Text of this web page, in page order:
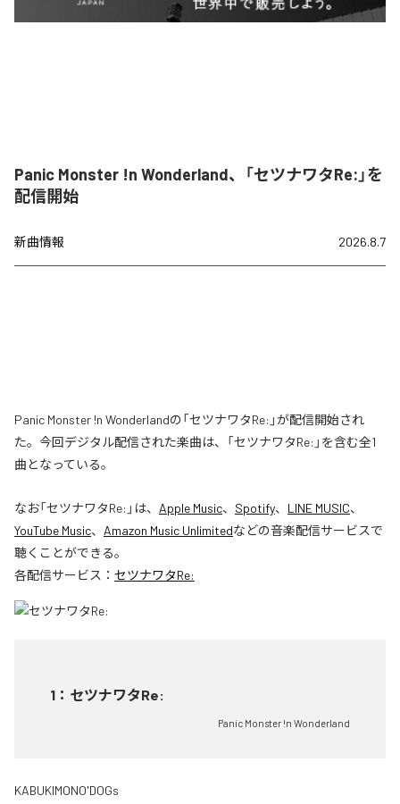
Panic Monster !n Wonderland、「セツナワタRe:」を
配信開始
新曲情報 2026.8.7
Panic Monster !n Wonderlandの「セツナワタRe:」が配信開始され
た。今回デジタル配信された楽曲は、「セツナワタRe:」を含む全1
曲となっている。
なお「セツナワタRe: 」は、 Apple Music、 Spotify、 LINE MUSIC、
YouTube Music、 Amazon Music Unlimitedなどの音楽配信サービスで
聴くことができる。
各配信サービス： セツナワタRe:
1 ： セツナワタRe:
Panic Monster !n Wonderland
KABUKIMONO'DOGs